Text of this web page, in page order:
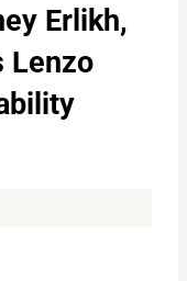
Erlikh,
Lenzo